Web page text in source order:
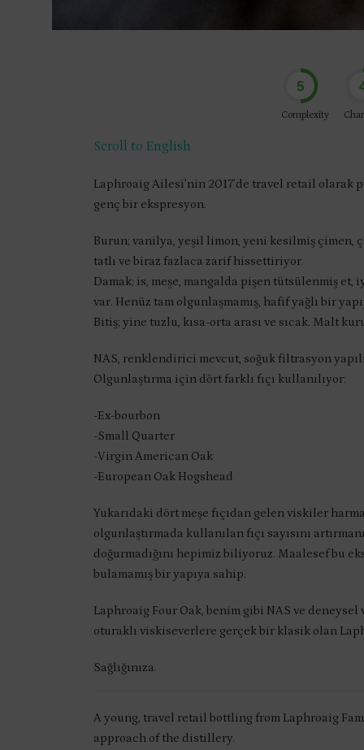
5
Complexity
Scroll to English
Laphroaig Ailesi’nin 2017’de travel retail olarak
genç bir ekspresyon.
Burun; vanilya, yeşil limon, yeni kesilmiş çimen,
tatlı ve biraz fazlaca zarif hissettiriyor.
Damak; is, meşe, mangalda pişen tütsülenmiş
var. Henüz tam olgunlaşmamış, hafif yağlı bir
Bitiş; yine tuzlu, kısa-orta arası ve sıcak. Malt
NAS, renklendirici mevcut, soğuk filtrasyon
Olgunlaştırma için dört farklı fıçı kullanılıyor:
-Ex-bourbon
-Small Quarter
-Virgin American Oak
-European Oak Hogshead
Yukarıdaki dört meşe fıçıdan gelen viskiler
olgunlaştırmada kullanılan fıçı sayısını
doğurmadığını hepimiz biliyoruz. Maalesef bu
bulamamış bir yapıya sahip.
Laphroaig Four Oak, benim gibi NAS ve
oturaklı viskiseverlere gerçek bir klasik olan
Sağlığınıza.
A young, travel retail bottling from Laphroaig
approach of the distillery.